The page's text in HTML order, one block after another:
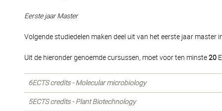
Eerste jaar Master
Volgende studiedelen maken deel uit van het eerste jaar master
Uit de hieronder genoemde cursussen, moet voor ten minste20
6ECTS credits - Molecular microbiology
5ECTS credits - Plant Biotechnology